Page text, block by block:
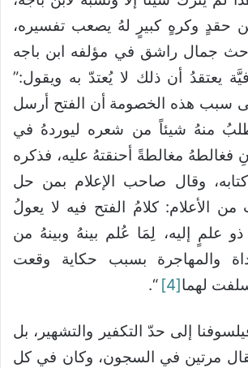
حقدٍ وكرهٍ كبيرٍ لهُ يصعب تفسيره،
جمال راشق في مؤلفه ابن باجه
يعتقدُ أن ذلك لا يُعتدّ به ويقول:”
سبب هذه الخصومة أن الفتح أرسل
منهُ شيئاً من شعره ليوردهُ في
فغالطهُ مغالطةً أحنقتهُ عليه، فذكره
وقال صاحب الإعلام بمن حل
الأعلام: كلامُ الفتح فيه لا يعولُ
ذو علمٍ إليه، لِمَا عُلم بينهُ وبينهُ من
والمهاجرة بسبب حكاية وقعت
لهما[4]
“.
إلى حدّ التكفير والتشهير، بل
مرتين في السجون، وكان في كل